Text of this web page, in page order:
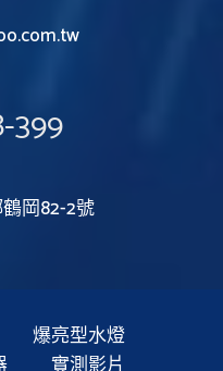
399
岡82-2號
爆亮型水燈